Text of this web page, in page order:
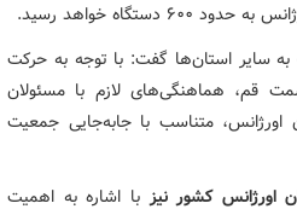
دستگاه خواهد رسید.
به سایر استان‌ها گفت: با توجه به حرکت
قم، هماهنگی‌های لازم با مسئولان
اورژانس، متناسب با جابه‌جایی جمعیت
اورژانس کشور نیزبا اشاره به اهمیت